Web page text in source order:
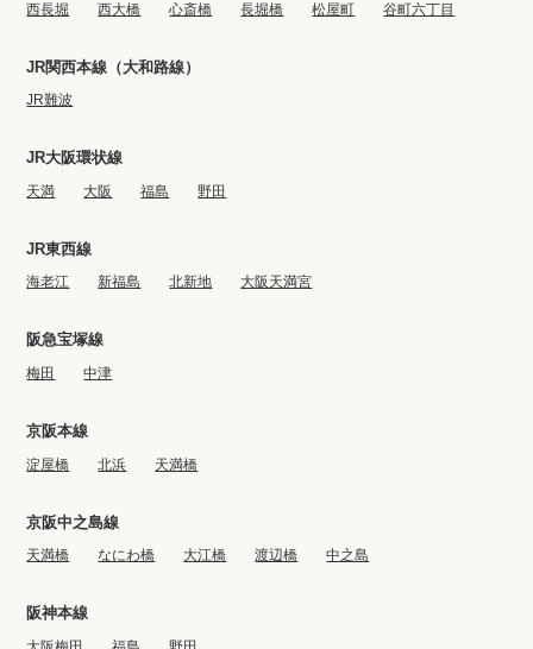
西長堀 西大橋 心斎橋 長堀橋 松屋町 谷町六丁目
JR関西本線（大和路線）
JR難波
JR大阪環状線
天満 大阪 福島 野田
JR東西線
海老江 新福島 北新地 大阪天満宮
阪急宝塚線
梅田 中津
京阪本線
淀屋橋 北浜 天満橋
京阪中之島線
天満橋 なにわ橋 大江橋 渡辺橋 中之島
阪神本線